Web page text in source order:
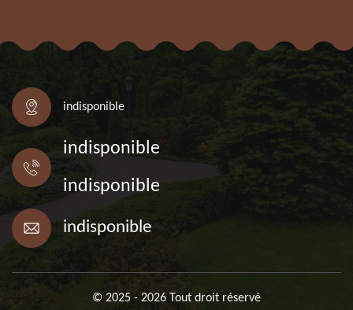
indisponible
indisponible
indisponible
indisponible
© 2025 - 2026 Tout droit réservé